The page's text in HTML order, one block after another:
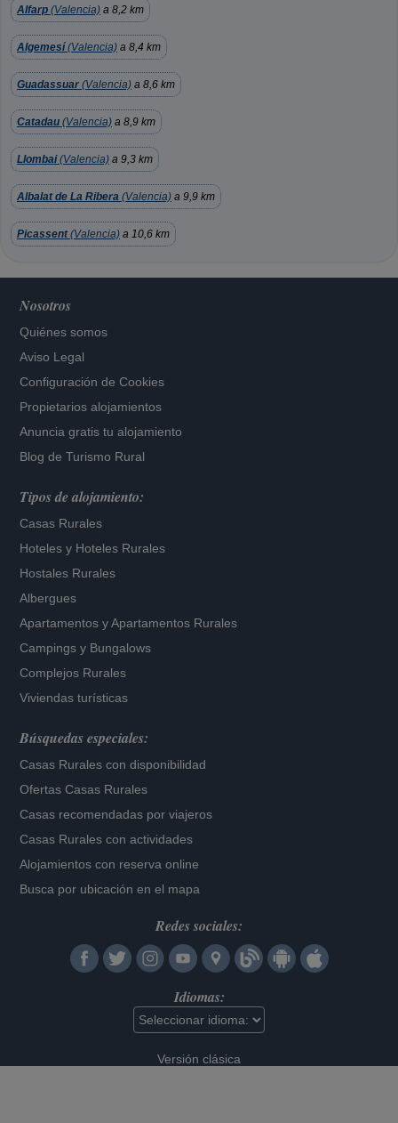
Alfarp (Valencia) a 8,2 km
Algemesí (Valencia) a 8,4 km
Guadassuar (Valencia) a 8,6 km
Catadau (Valencia) a 8,9 km
Llombai(Valencia) a 9,3 km
Albalat de La Ribera (Valencia) a 9,9 km
Picassent(Valencia) a 10,6 km
Nosotros
Quiénes somos
Aviso Legal
Configuración de Cookies
Propietarios alojamientos
Anuncia gratis tu alojamiento
Blog de Turismo Rural
Tipos de alojamiento:
Casas Rurales
Hoteles y Hoteles Rurales
Hostales Rurales
Albergues
Apartamentos yApartamentos Rurales
Campings y Bungalows
Complejos Rurales
Viviendas turísticas
Búsquedas especiales:
Casas Rurales con disponibilidad
Ofertas Casas Rurales
Casas recomendadas por viajeros
Casas Rurales con actividades
Alojamientos con reserva online
Busca por ubicación en el mapa
Redes sociales:
Idiomas:
Versión clásica